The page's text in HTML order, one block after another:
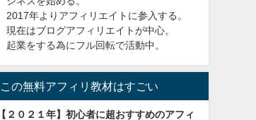
2017年よりアフィリエイトに参入する。
現在はブログアフィリエイトが中心。
起業をする為にフル回転で活動中。
この無料アフィリ教材はすごい
【２０２１年】初心者に超おすすめのアフィ